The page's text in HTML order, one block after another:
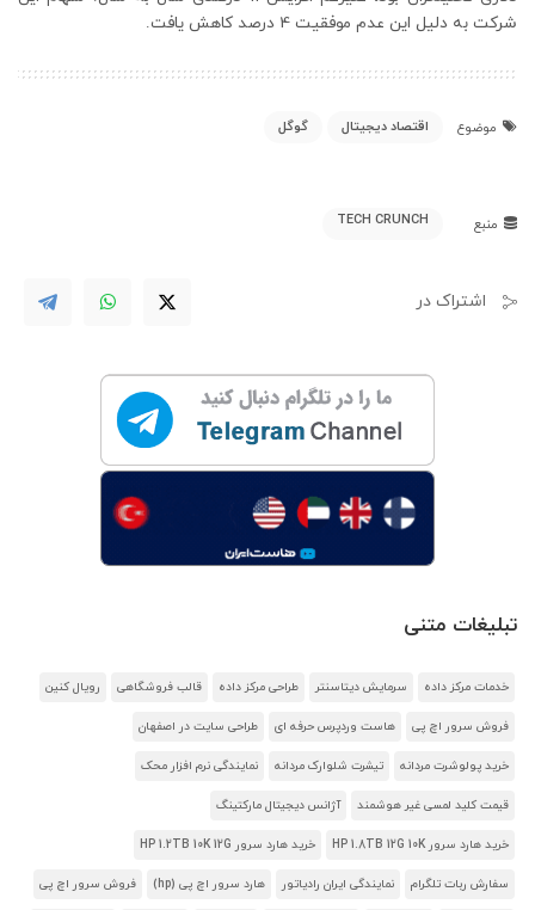
شرکت به دلیل این عدم موفقیت 4 درصد کاهش یافت.
موضوع اقتصاد دیجیتال گوگل
منبع TECH CRUNCH
اشتراک در
تبلیغات متنی
خدمات مرکز داده سرمایش دیتاسنتر طراحی مرکز داده قالب فروشگاهی رویال کنین
فروش سرور اچ پی هاست وردپرس حرفه ای طراحی سایت در اصفهان
خرید پولوشرت مردانه تیشرت شلوارک مردانه نمایندگی نرم افزار محک
قیمت کلید لمسی غیر هوشمند آژانس دیجیتال مارکتینگ
خرید هارد سرور HP 1.8TB 12G 10K خرید هارد سرور HP 1.2TB 10K 12G
سفارش ربات تلگرام نمایندگی ایران رادیاتور هارد سرور اچ پی (hp) فروش سرور اچ پی